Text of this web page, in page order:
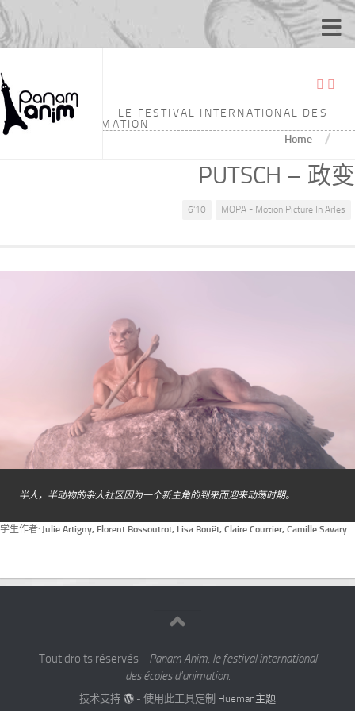
LE FESTIVAL INTERNATIONAL DES
ÉCOLES D'ANIMATION
Home /
PUTSCH – 政变
6'10 MOPA - Motion Picture In Arles
半人，半动物的杂人社区因为一个新主角的到来而迎来动荡时期。
学生作者: Julie Artigny, Florent Bossoutrot, Lisa Bouët, Claire Courrier, Camille Savary
Tout droits réservés - Panam Anim, le festival international
des écoles d'animation.
技术支持 - 使用此工具定制 Hueman主题